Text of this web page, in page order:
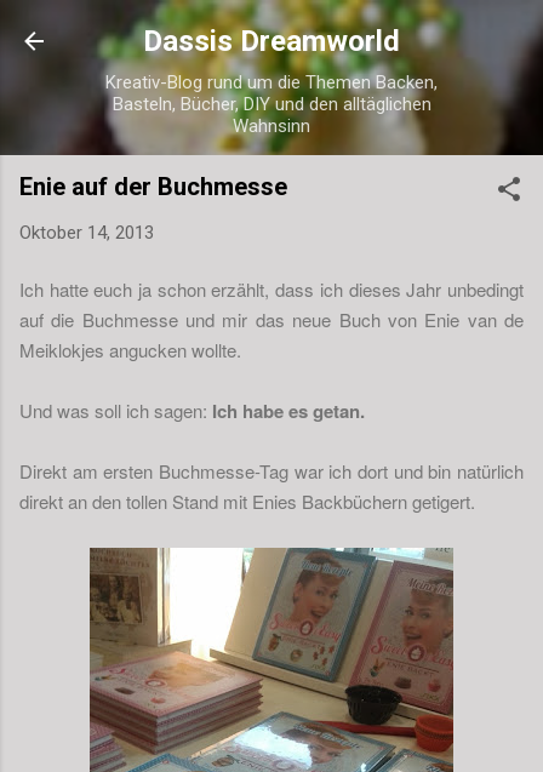
Direkt zum Hauptbereich
Dassis Dreamworld
Kreativ-Blog rund um die Themen Backen,
Basteln, Bücher, DIY und den alltäglichen
Wahnsinn
Enie auf der Buchmesse
Oktober 14, 2013
Ich hatte euch ja schon erzählt, dass ich dieses Jahr unbedingt
auf die Buchmesse und mir das neue Buch von Enie van de
Meiklokjes angucken wollte.
Und was soll ich sagen: Ich habe es getan.
Direkt am ersten Buchmesse-Tag war ich dort und bin natürlich
direkt an den tollen Stand mit Enies Backbüchern getigert.